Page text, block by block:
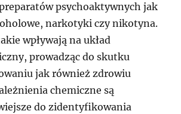
psychoaktywnych jak
narkotyki czy nikotyna.
wpływają na układ
prowadząc do skutku
jak również zdrowiu
chemiczne są
do zidentyfikowania